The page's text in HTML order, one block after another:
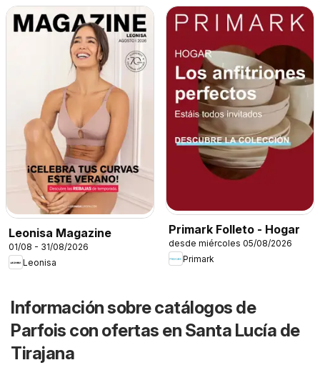
Leonisa Magazine
01/08 - 31/08/2026
Leonisa
Primark Folleto - Hogar
desde miércoles 05/08/2026
Primark
Información sobre catálogos de
Parfois con ofertas en Santa Lucía de
Tirajana